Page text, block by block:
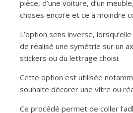
pièce, d’une voiture, d’un
choses encore et ce à moindre
L’option sens inverse,
de réalisé une symétrie sur un
stickers ou du lettrage choisi.
Cette option est utilisée
souhaite décorer une vitre ou
Ce procédé permet de coller